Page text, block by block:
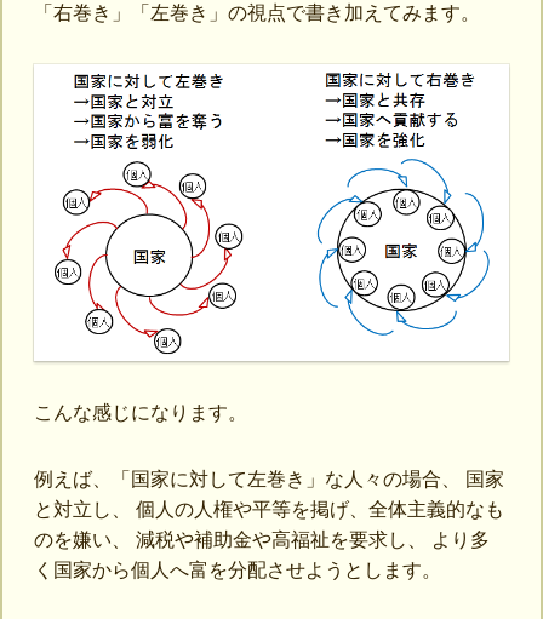
「右巻き」「左巻き」の視点で書き加えてみます。
こんな感じになります。
例えば、「国家に対して左巻き」な人々の場合、 国家
と対立し、 個人の人権や平等を掲げ、全体主義的なも
のを嫌い、 減税や補助金や高福祉を要求し、 より多
く国家から個人へ富を分配させようとします。